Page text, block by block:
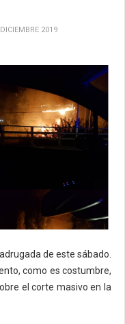
2019
de este sábado.
como es costumbre,
el corte masivo en la